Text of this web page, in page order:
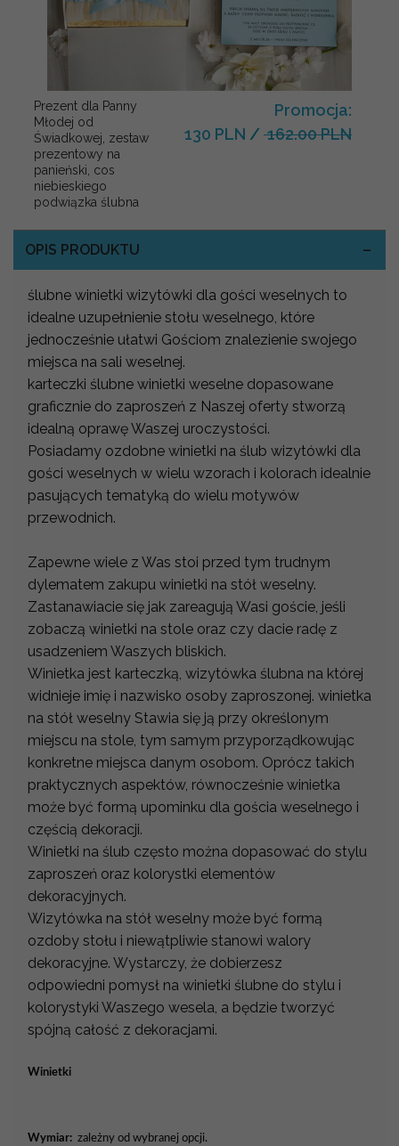
Prezent dla Panny
Młodej od
Świadkowej, zestaw
prezentowy na
panieński, cos
niebieskiego
podwiązka ślubna
Promocja:
130 PLN / 162.00 PLN
OPIS PRODUKTU
ślubne winietki wizytówki dla gości weselnych to
idealne uzupełnienie stołu weselnego, które
jednocześnie ułatwi Gościom znalezienie swojego
miejsca na sali weselnej.
karteczki ślubne winietki weselne dopasowane
graficznie do zaproszeń z Naszej oferty stworzą
idealną oprawę Waszej uroczystości.
Posiadamy ozdobne winietki na ślub wizytówki dla
gości weselnych w wielu wzorach i kolorach idealnie
pasujących tematyką do wielu motywów
przewodnich.
Zapewne wiele z Was stoi przed tym trudnym
dylematem zakupu winietki na stół weselny.
Zastanawiacie się jak zareagują Wasi goście, jeśli
zobaczą winietki na stole oraz czy dacie radę z
usadzeniem Waszych bliskich.
Winietka jest karteczką, wizytówka ślubna na której
widnieje imię i nazwisko osoby zaproszonej. winietka
na stół weselny Stawia się ją przy określonym
miejscu na stole, tym samym przyporządkowując
konkretne miejsca danym osobom. Oprócz takich
praktycznych aspektów, równocześnie winietka
może być formą upominku dla gościa weselnego i
częścią dekoracji.
Winietki na ślub często można dopasować do stylu
zaproszeń oraz kolorystki elementów
dekoracyjnych.
Wizytówka na stół weselny może być formą
ozdoby stołu i niewątpliwie stanowi walory
dekoracyjne. Wystarczy, że dobierzesz
odpowiedni pomysł na winietki ślubne do stylu i
kolorystyki Waszego wesela, a będzie tworzyć
spójną całość z dekoracjami.
Winietki
Wymiar: zależny od wybranej opcji.